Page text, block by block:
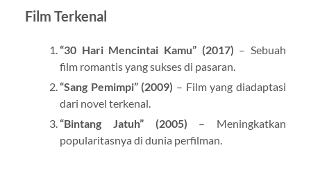
Film Terkenal
“30 Hari Mencintai Kamu” (2017) – Sebuah
film romantis yang sukses di pasaran.
“Sang Pemimpi” (2009) – Film yang diadaptasi
dari novel terkenal.
“Bintang Jatuh” (2005) – Meningkatkan
popularitasnya di dunia perfilman.